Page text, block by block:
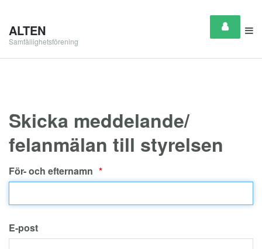
ALTEN
Samfällighetsförening
Skicka meddelande/
felanmälan till styrelsen
För- och efternamn
E-post